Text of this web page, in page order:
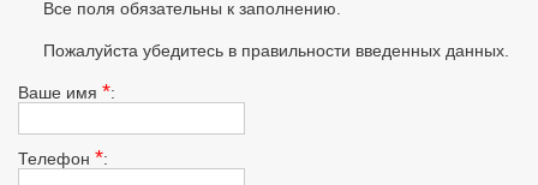
Все поля обязательны к заполнению.
Пожалуйста убедитесь в правильности введенных данных.
Ваше имя *:
Телефон *: